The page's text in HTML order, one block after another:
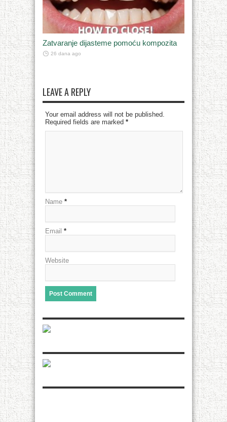
Zatvaranje dijasteme pomoću kompozita
26 dana ago
LEAVE A REPLY
Your email address will not be published.
Required fields are marked *
Name *
Email *
Website